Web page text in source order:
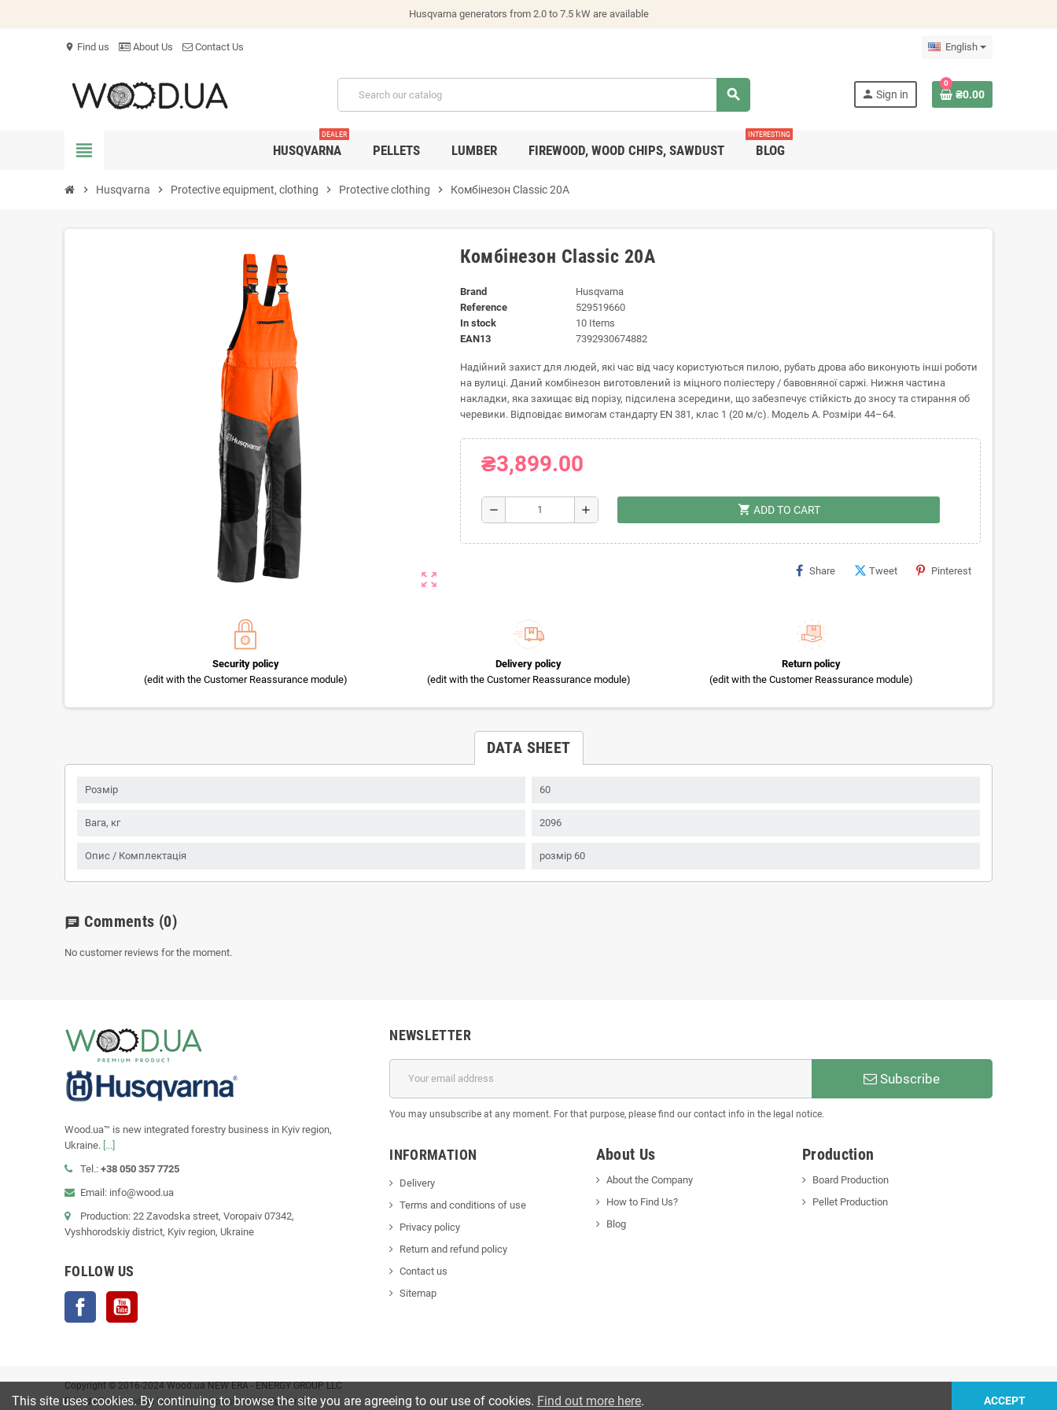
Husqvarna generators from 2.0 to 7.5 kW are available
location_on Find us About Us Contact Us English
search person Sign in
0
₴0.00
view_headline HUSQVARNA
DEALER
PELLETS LUMBER FIREWOOD, WOOD CHIPS, SAWDUST BLOG
INTERESTING
chevron_right Husqvarna chevron_right Protective equipment, clothing chevron_right Protective clothing chevron_right Комбінезон Classic 20A
zoom_out_map
Комбінезон Classic 20A
Brand
Husqvarna
Reference
529519660
In stock
10 Items
EAN13
7392930674882
Надійний захист для людей, які час від часу користуються пилою, рубать дрова або виконують інші роботи
на вулиці. Даний комбінезон виготовлений із міцного поліестеру / бавовняної саржі. Нижня частина
накладки, яка захищає від порізу, підсилена зсередини, що забезпечує стійкість до зносу та стирання об
черевики. Відповідає вимогам стандарту EN 381, клас 1 (20 м/с). Модель А. Розміри 44–64.
₴3,899.00
remove add shopping_cart ADD TO CART
Share Tweet Pinterest
Security policy
(edit with the Customer Reassurance module)
Delivery policy
(edit with the Customer Reassurance module)
Return policy
(edit with the Customer Reassurance module)
DATA SHEET
Розмір 60
Вага, кг 2096
Опис / Комплектація розмір 60
chat Comments (0)
No customer reviews for the moment.
Wood.ua™ is new integrated forestry business in Kyiv region,
Ukraine. [...]
Tel.: +38 050 357 7725
Email: info@wood.ua
Production: 22 Zavodska street, Voropaiv 07342,
Vyshhorodskiy district, Kyiv region, Ukraine
FOLLOW US
Facebook
NEWSLETTER
Subscribe
You may unsubscribe at any moment. For that purpose, please find our contact info in the legal notice.
INFORMATION
Delivery
Terms and conditions of use
Privacy policy
Return and refund policy
Contact us
Sitemap
About Us
About the Company
How to Find Us?
Blog
Production
Board Production
Pellet Production
Copyright © 2016-2024 Wood.ua NEW ERA - ENERGY GROUP LLC
FriendsFuelWood.de Learning.ua Schlaumik.de Spatar.de
This site uses cookies. By continuing to browse the site you are agreeing to our use of cookies. Find out more here. ACCEPT